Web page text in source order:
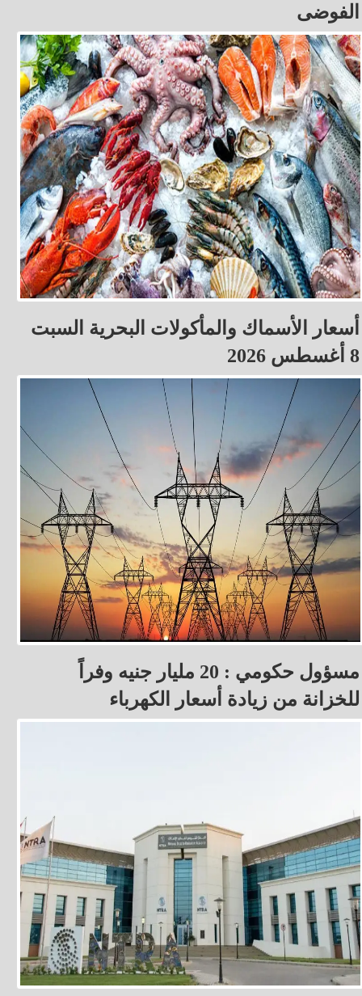
الفوضى
أسعار الأسماك والمأكولات البحرية السبت
8 أغسطس 2026
مسؤول حكومي : 20 مليار جنيه وفراً
للخزانة من زيادة أسعار الكهرباء